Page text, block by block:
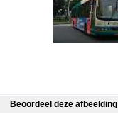
Beoordeel deze afbeelding